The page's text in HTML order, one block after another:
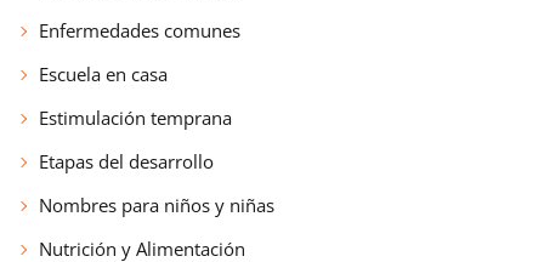
Enfermedades comunes
Escuela en casa
Estimulación temprana
Etapas del desarrollo
Nombres para niños y niñas
Nutrición y Alimentación